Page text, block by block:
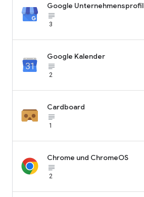
Google Unternehmensprofil
subject_black
3
Google Kalender
subject_black
2
Cardboard
subject_black
1
Chrome und ChromeOS
subject_black
2